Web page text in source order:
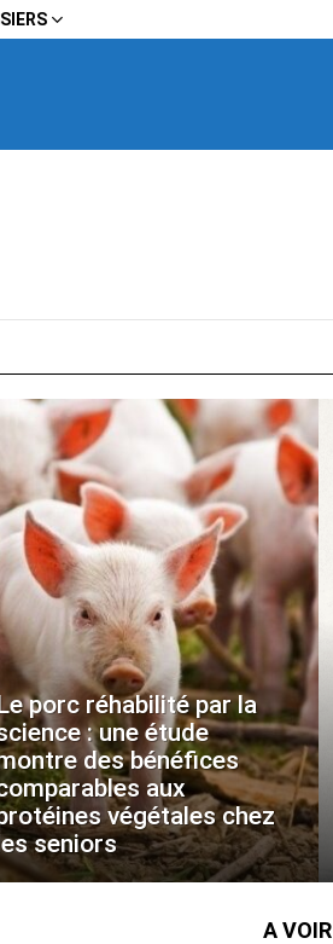
porc réhabilité par la
: une étude
des bénéfices
aux
végétales chez
seniors
A VOIR